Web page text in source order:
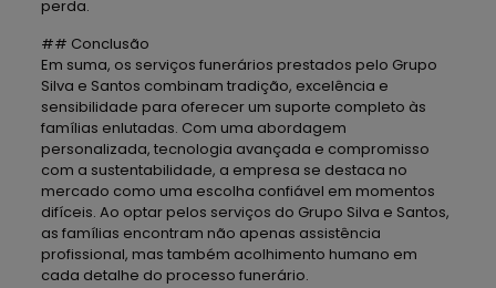
perda.
## Conclusão
Em suma, os serviços funerários prestados pelo Grupo
Silva e Santos combinam tradição, excelência e
sensibilidade para oferecer um suporte completo às
famílias enlutadas. Com uma abordagem
personalizada, tecnologia avançada e compromisso
com a sustentabilidade, a empresa se destaca no
mercado como uma escolha confiável em momentos
difíceis. Ao optar pelos serviços do Grupo Silva e Santos,
as famílias encontram não apenas assistência
profissional, mas também acolhimento humano em
cada detalhe do processo funerário.